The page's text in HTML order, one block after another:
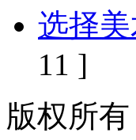
选择
11 ]
版权所有